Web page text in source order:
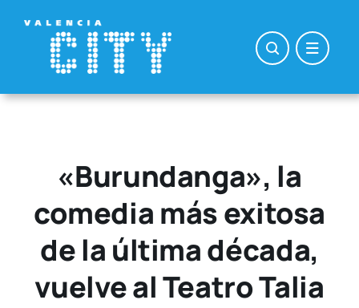
contenido
«Burundanga», la
comedia más exitosa
de la última década,
vuelve al Teatro Talia